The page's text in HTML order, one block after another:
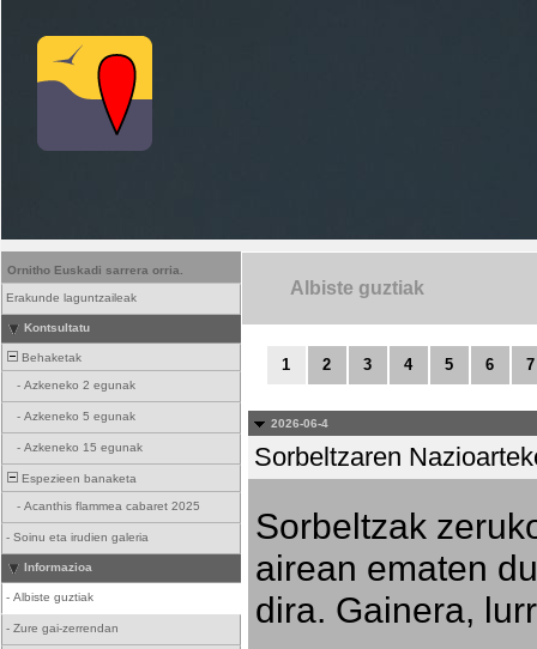
Ornitho Euskadi sarrera orria.
Erakunde laguntzaileak
Kontsultatu
Behaketak
- Azkeneko 2 egunak
- Azkeneko 5 egunak
- Azkeneko 15 egunak
Espezieen banaketa
- Acanthis flammea cabaret 2025
- Soinu eta irudien galeria
Informazioa
- Albiste guztiak
- Zure gai-zerrendan
Albiste guztiak
1 2 3 4 5 6 7
2026-06-4
Sorbeltzaren
Sorbeltzak
airean ematen
dira. Gainera,